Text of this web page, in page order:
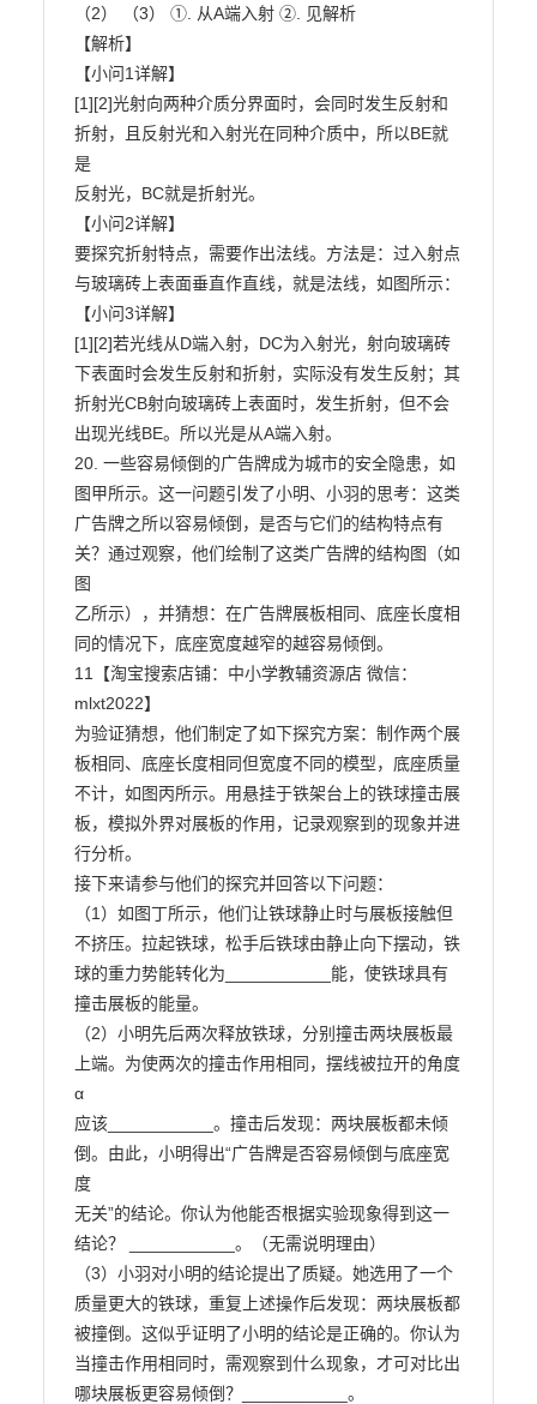
（2） （3） ①. 从A端入射 ②. 见解析
【解析】
【小问1详解】
[1][2]光射向两种介质分界面时，会同时发生反射和
折射，且反射光和入射光在同种介质中，所以BE就
是
反射光，BC就是折射光。
【小问2详解】
要探究折射特点，需要作出法线。方法是：过入射点
与玻璃砖上表面垂直作直线，就是法线，如图所示：
【小问3详解】
[1][2]若光线从D端入射，DC为入射光，射向玻璃砖
下表面时会发生反射和折射，实际没有发生反射；其
折射光CB射向玻璃砖上表面时，发生折射，但不会
出现光线BE。所以光是从A端入射。
20. 一些容易倾倒的广告牌成为城市的安全隐患，如
图甲所示。这一问题引发了小明、小羽的思考：这类
广告牌之所以容易倾倒，是否与它们的结构特点有
关？通过观察，他们绘制了这类广告牌的结构图（如
图
乙所示），并猜想：在广告牌展板相同、底座长度相
同的情况下，底座宽度越窄的越容易倾倒。
11【淘宝搜索店铺：中小学教辅资源店 微信：
mlxt2022】
为验证猜想，他们制定了如下探究方案：制作两个展
板相同、底座长度相同但宽度不同的模型，底座质量
不计，如图丙所示。用悬挂于铁架台上的铁球撞击展
板，模拟外界对展板的作用，记录观察到的现象并进
行分析。
接下来请参与他们的探究并回答以下问题：
（1）如图丁所示，他们让铁球静止时与展板接触但
不挤压。拉起铁球，松手后铁球由静止向下摆动，铁
球的重力势能转化为___________能，使铁球具有
撞击展板的能量。
（2）小明先后两次释放铁球，分别撞击两块展板最
上端。为使两次的撞击作用相同，摆线被拉开的角度
α
应该___________。撞击后发现：两块展板都未倾
倒。由此，小明得出“广告牌是否容易倾倒与底座宽
度
无关”的结论。你认为他能否根据实验现象得到这一
结论？ ___________。（无需说明理由）
（3）小羽对小明的结论提出了质疑。她选用了一个
质量更大的铁球，重复上述操作后发现：两块展板都
被撞倒。这似乎证明了小明的结论是正确的。你认为
当撞击作用相同时，需观察到什么现象，才可对比出
哪块展板更容易倾倒？___________。